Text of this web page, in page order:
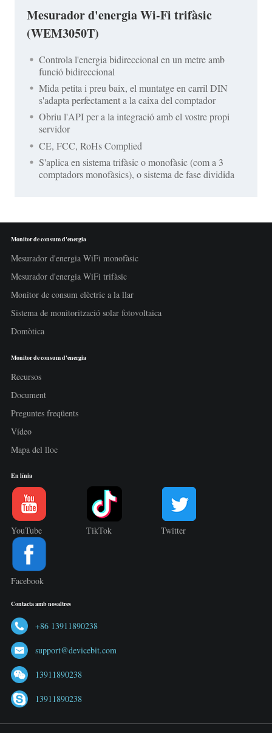
Mesurador d'energia Wi-Fi trifàsic
(WEM3050T)
Controla l'energia bidireccional en un metre amb
funció bidireccional
Mida petita i preu baix, el muntatge en carril DIN
s'adapta perfectament a la caixa del comptador
Obriu l'API per a la integració amb el vostre propi
servidor
CE, FCC, RoHs Complied
S'aplica en sistema trifàsic o monofàsic (com a 3
comptadors monofàsics), o sistema de fase dividida
Monitor de consum d'energia
Mesurador d'energia WiFi monofàsic
Mesurador d'energia WiFi trifàsic
Monitor de consum elèctric a la llar
Sistema de monitorització solar fotovoltaica
Domòtica
Monitor de consum d'energia
Recursos
Document
Preguntes freqüents
Vídeo
Mapa del lloc
En línia
YouTube TikTok Twitter
Facebook
Contacta amb nosaltres
+86 13911890238
support@devicebit.com
13911890238
13911890238